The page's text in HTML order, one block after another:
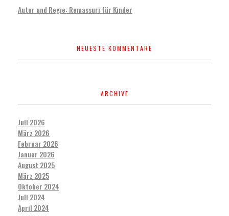
Autor und Regie: Remassuri für Kinder
NEUESTE KOMMENTARE
ARCHIVE
Juli 2026
März 2026
Februar 2026
Januar 2026
August 2025
März 2025
Oktober 2024
Juli 2024
April 2024